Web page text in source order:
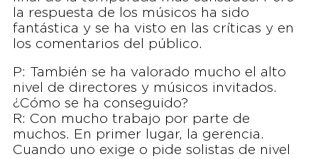
la respuesta de los músicos ha sido
fantástica y se ha visto en las críticas y en
los comentarios del público.
P: También se ha valorado mucho el alto
nivel de directores y músicos invitados.
¿Cómo se ha conseguido?
R: Con mucho trabajo por parte de
muchos. En primer lugar, la gerencia.
Cuando uno exige o pide solistas de nivel